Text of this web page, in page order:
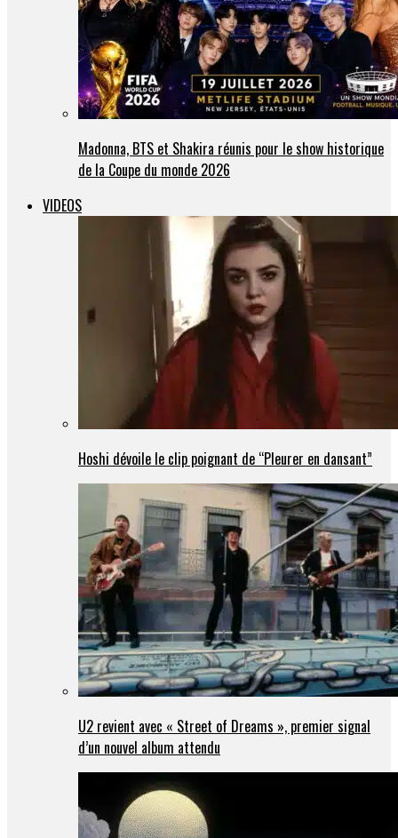
Madonna, BTS et Shakira réunis pour le show historique
de la Coupe du monde 2026
VIDEOS
Hoshi dévoile le clip poignant de “Pleurer en dansant”
U2 revient avec « Street of Dreams », premier signal
d’un nouvel album attendu